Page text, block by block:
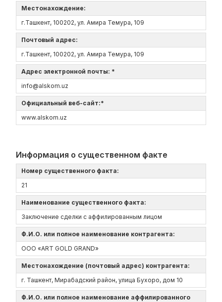
Местонахождение:
г.Ташкент, 100202, ул. Амира Темура, 109
Почтовый адрес:
г.Ташкент, 100202, ул. Амира Темура, 109
Адрес электронной почты: *
info@alskom.uz
Официальный веб-сайт:*
www.alskom.uz
Информация о существенном факте
Номер существенного факта:
21
Наименование существенного факта:
Заключение сделки с аффилированным лицом
Ф.И.О. или полное наименование контрагента:
ООО «ART GOLD GRAND»
Местонахождение (почтовый адрес) контрагента:
г. Ташкент, Мирабадский район, улица Бухоро, дом 10
Ф.И.О. или полное наименование аффилированного